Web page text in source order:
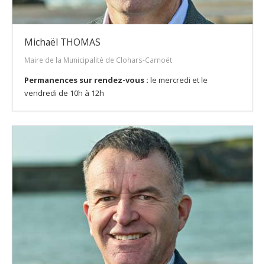
Michaël THOMAS
Maire de la Municipalité de Clohars-Carnoët
Permanences sur rendez-vous : le mercredi et le
vendredi de 10h à 12h